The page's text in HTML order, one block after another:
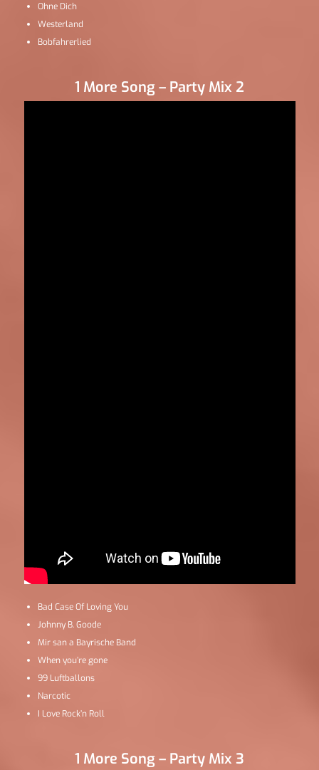
Ohne Dich
Westerland
Bobfahrerlied
1 More Song – Party Mix 2
Bad Case Of Loving You
Johnny B. Goode
Mir san a Bayrische Band
When you’re gone
99 Luftballons
Narcotic
I Love Rock’n Roll
1 More Song – Party Mix 3